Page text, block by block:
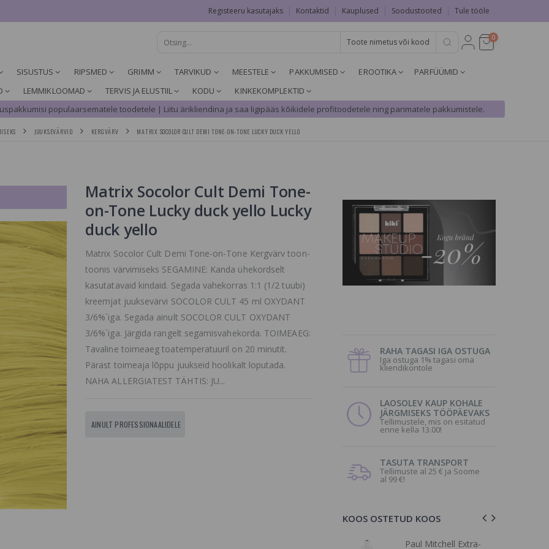
Registeeru kasutajaks Kontaktid Kauplused Soodustooted Tule tööle
0
SISUSTUS RIPSMED GRIMM TARVIKUD MEESTELE PAKKUMISED EROOTIKA
PARFÜÜMID
LEMMIKLOOMAD TERVIS JA ELUSTIIL KODU
KINKEKOMPLEKTID
populaarsematele toodetele | Liitu ärikliendina ja saa ligipääs kõikidele profitoodetele ning parimatele pakkumistele.
JUUKSEVÄRVID KERGVÄRV MATRIX SOCOLOR CULT DEMI TONE-ON-TONE LUCKY DUCK YELLO
Matrix Socolor Cult Demi Tone-
on-Tone Lucky duck yello Lucky
duck yello
Matrix Socolor Cult Demi Tone-on-Tone Kergvärv toon-
toonis värvimiseks SEGAMINE: Kanda ühekordselt
kasutatavaid kindaid. Segada vahekorras 1:1 (1/2 tuubi)
kreemjat juuksevärvi SOCOLOR CULT 45 ml OXYDANT
3/6%´iga. Segada ainult SOCOLOR CULT OXYDANT
3/6%´iga. Järgida rangelt segamisvahekorda. TOIMEAEG:
Tavaline toimeaeg toatemperatuuril on 20 minutit.
Pärast toimeaja lõppu juukseid hoolikalt loputada.
NAHA ALLERGIATEST TÄHTIS: JU...
AINULT PROFESSIONAALIDELE
RAHA TAGASI IGA OSTUGA
Iga ostuga 1% tagasi oma
kliendikontole
LAOSOLEV KAUP KOHALE
JÄRGMISEKS TÖÖPÄEVAKS
Tellimustele, mis on esitatud
enne kella 13.00!
TASUTA TRANSPORT
Tellimuste al 25 € ja Soome
al 99 €!
KOOS OSTETUD KOOS
Paul Mitchell Extra-